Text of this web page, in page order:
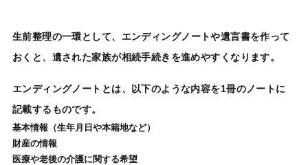
生前整理の一環として、 エンディングノートや遺言書を作って
おくと、遺された家族が相続手続きを進めやすくなります。
エンディングノートとは、以下のような内容を1冊のノートに
記載するものです。
基本情報（生年月日や本籍地など）
財産の情報
医療や老後の介護に関する希望